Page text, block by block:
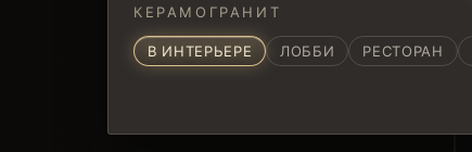
КЕРАМОГРАНИТ
В ИНТЕРЬЕРЕ ЛОББИ РЕСТОРАН